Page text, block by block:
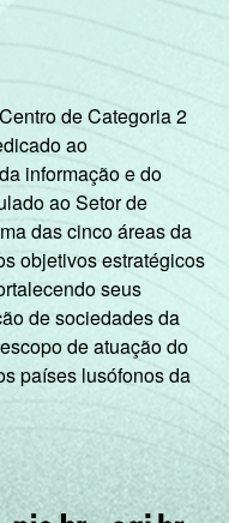
de Categoria 2
ao
informação e do
ao Setor de
das cinco áreas da
objetivos estratégicos
seus
de sociedades da
de atuação do
países lusófonos da